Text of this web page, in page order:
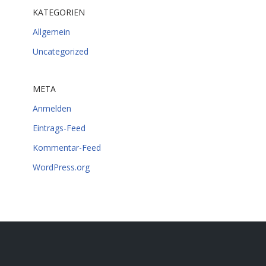
KATEGORIEN
Allgemein
Uncategorized
META
Anmelden
Eintrags-Feed
Kommentar-Feed
WordPress.org